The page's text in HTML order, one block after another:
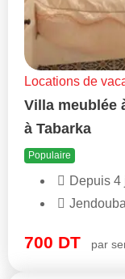
Locations de
Villa meublée
à Tabarka
Populaire
Depuis 4
Jendouba
700 DT par